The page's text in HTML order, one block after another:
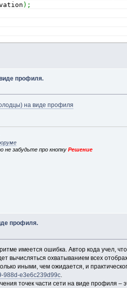
) ;
профиля.
на виде профиля
не забудьте про кнопкуРешение
профиля.
имеется ошибка. Автор кода учел,
вычисляться охватыванием всех
иными, чем ожидается, и
988d-e3e6c239d99c.
точек части сети на виде профиля